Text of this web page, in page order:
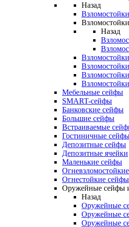
Назад
Назад
Мебельные сейфы
SMART-сейфы
Банковские сейфы
Большие сейфы
Встраиваемые
Гостиничные
Депозитные сейфы
Депозитные ячейки
Маленькие сейфы
Огнестойкие сейфы
Оружейные сейфы
Назад
Оружейные
Оружейные
Оружейные